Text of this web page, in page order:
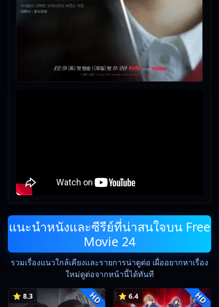
แนะนำหนังและซีรีย์ที่น่าสนใจบน Free
Movie 24
รวมเรื่องแนวใกล้เคียงและรายการน่าดูต่อ เผื่ออยากหาเรื่อง
ใหม่ดูต่อจากหน้านี้ได้ทันที
⭐ 8.3 HD ⭐ 6.4 HD